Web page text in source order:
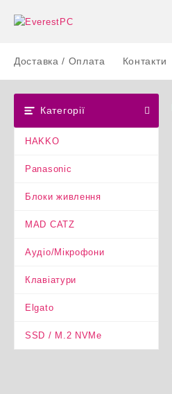
Доставка / Оплата Контакти
Категорії
HAKKO
Panasonic
Блоки живлення
MAD CATZ
Аудіо/Мікрофони
Клавіатури
Elgato
SSD / M.2 NVMe